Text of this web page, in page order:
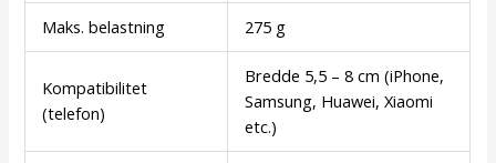
Maks. belastning 275 g
Kompatibilitet
(telefon)
Bredde 5,5 – 8 cm (iPhone,
Samsung, Huawei, Xiaomi
etc.)